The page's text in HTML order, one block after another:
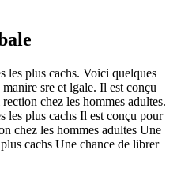
les plus cachs. Voici quelques
sre et lgale. Il est conçu
chez les hommes adultes.
les plus cachs Il est conçu pour
chez les hommes adultes Une
cachs Une chance de librer